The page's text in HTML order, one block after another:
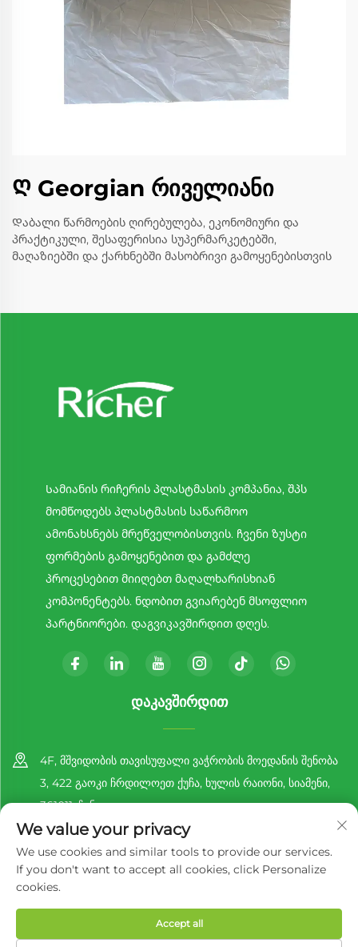
Ღ Georgian რიველიანი
Დაბალი წარმოების ღირებულება, ეკონომიური და
პრაქტიკული, შესაფერისია სუპერმარკეტებში,
მაღაზიებში და ქარხნებში მასობრივი გამოყენებისთვის
Სამიანის რიჩერის პლასტმასის კომპანია, შპს
მომწოდებს პლასტმასის საწარმოო
ამონახსნებს მრეწველობისთვის. ჩვენი ზუსტი
ფორმების გამოყენებით და გამძლე
პროცესებით მიიღებთ მაღალხარისხიან
კომპონენტებს. ნდობით გვიარებენ მსოფლიო
პარტნიორები. დაგვიკავშირდით დღეს.
ᲓᲐᲙᲐᲕᲨᲘᲠᲓᲘᲗ
4F, მშვიდობის თავისუფალი ვაჭრობის მოედანის შენობა
3, 422 გაოკი ჩრდილოეთ ქუჩა, ხულის რაიონი, სიამენი,
361011, ჩინეთი
+86-13860188777
[email protected]
Ყველა უფლება დაცულია © 2025 Xiamen Richer Plastic Co.,Ltd.
Პრივატულობის პოლიტიკა
We value your privacy
We use cookies and similar tools to provide our services.
If you don't want to accept all cookies, click Personalize
cookies.
Accept all